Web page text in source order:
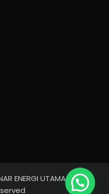
ENERGI UTAMA - All